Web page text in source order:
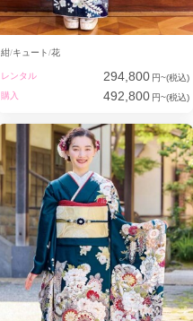
紺 キュート 花
レンタル 294,800 円~(税込)
購入
492,800 円~(税込)